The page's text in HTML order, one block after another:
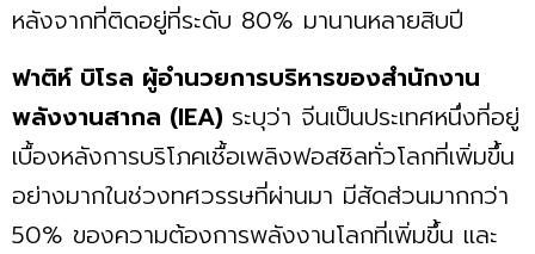
หลังจากที่ติดอยู่ที่ระดับ 80% มานานหลายสิบปี
ฟาติห์ บิโรล ผู้อำนวยการบริหารของสำนักงาน
พลังงานสากล (IEA) ระบุว่า จีนเป็นประเทศหนึ่งที่อยู่
เบื้องหลังการบริโภคเชื้อเพลิงฟอสซิลทั่วโลกที่เพิ่มขึ้น
อย่างมากในช่วงทศวรรษที่ผ่านมา มีสัดส่วนมากกว่า
50% ของความต้องการพลังงานโลกที่เพิ่มขึ้น และ